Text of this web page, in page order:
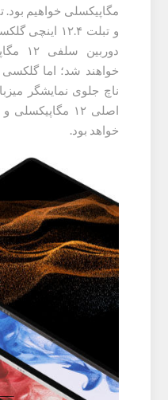
ناچ جلوی نمایشگر
خواهد بود.